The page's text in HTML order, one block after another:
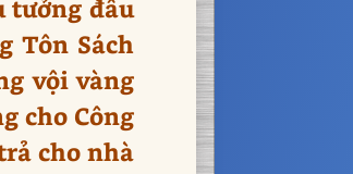
tưởng đâu
Tôn Sách
vội vàng
cho Công
cho nhà